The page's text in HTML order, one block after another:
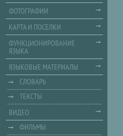
ФОТОГРАФИИ
КАРТА И ПОСЕЛКИ
ФУНКЦИОНИРОВАНИЕ
ЯЗЫКА
ЯЗЫКОВЫЕ МАТЕРИАЛЫ
СЛОВАРЬ
ТЕКСТЫ
ВИДЕО
ФИЛЬМЫ